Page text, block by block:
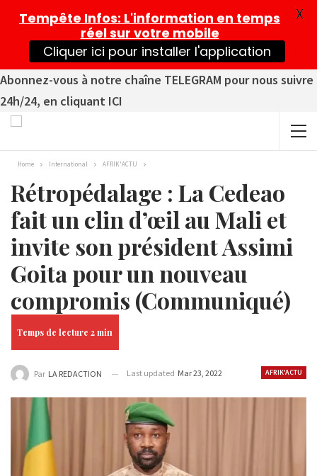
Abonnez-vous à notre chaîne TELEGRAM pour nous suivre
24h/24, en cliquant ICI
Home International AFRIK'ACTU
Rétropédalage : La Cedeao
fait un clin d’œil au Mali et
invite son président Assimi
Goita pour un nouveau
compromis (Communiqué)
AFRIK'ACTU
Par LA REDACTION Last updated Mar 23, 2022
Tempête Infos: L'information en temps
réel sur votre mobile
Cliquer ici pour installer l'application
X